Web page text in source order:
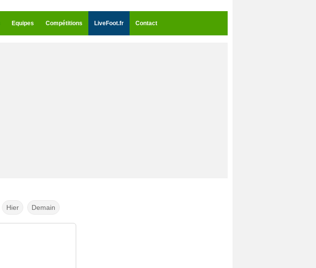
Equipes Compétitions LiveFoot.fr Contact
Hier Demain